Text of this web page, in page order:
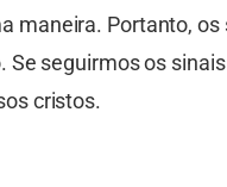
maneira. Portanto, os
seguirmos os
cristos.